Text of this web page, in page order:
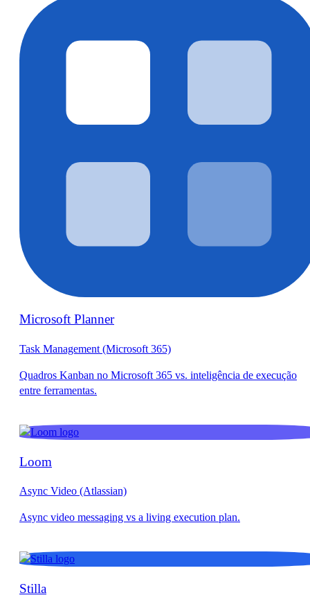
Microsoft Planner
Task Management (Microsoft 365)
Loom
Async Video (Atlassian)
Stilla